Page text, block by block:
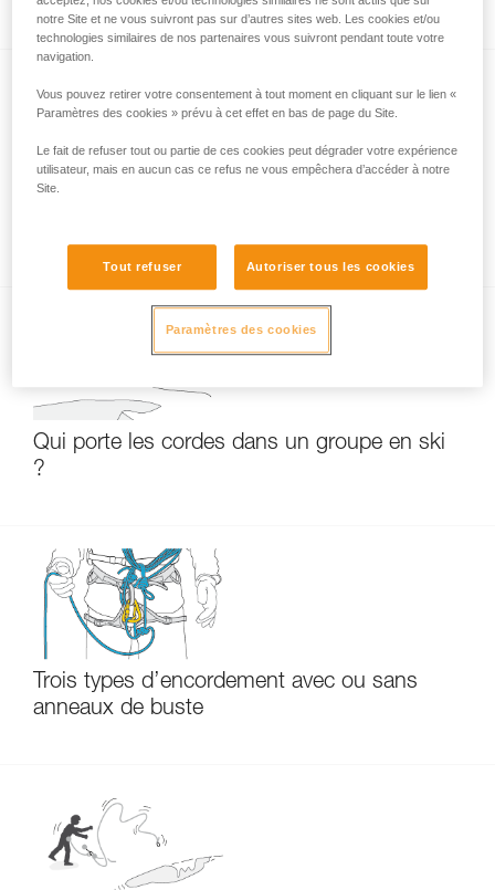
Qui porte les cordes dans un groupe en ski
?
Trois types d’encordement avec ou sans
anneaux de buste
notre Site et ne vous suivront pas sur d’autres sites web. Les cookies et/ou
technologies similaires de nos partenaires vous suivront pendant toute votre
navigation.
Vous pouvez retirer votre consentement à tout moment en cliquant sur le lien «
Paramètres des cookies » prévu à cet effet en bas de page du Site.
Le fait de refuser tout ou partie de ces cookies peut dégrader votre expérience
utilisateur, mais en aucun cas ce refus ne vous empêchera d’accéder à notre
Site.
Tout refuser Autoriser tous les cookies
Paramètres des cookies